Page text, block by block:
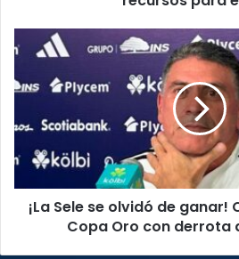
Sele
olvidó
ganar!
Costa
Rica
inicia
¡La Sele se olvidó de ganar!
Copa Oro con derrota